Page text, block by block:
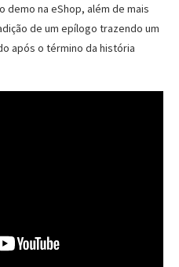
demo na eShop, além de mais
de um epílogo trazendo um
após o término da história